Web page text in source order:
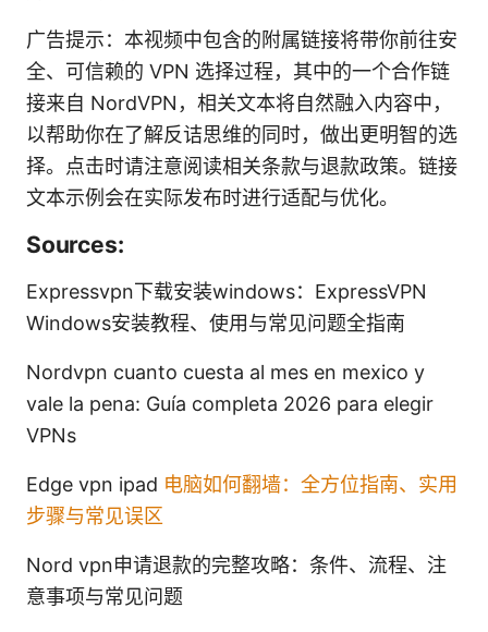
广告提示：本视频中包含的附属链接将带你前往安
全、可信赖的 VPN 选择过程，其中的一个合作链
接来自 NordVPN，相关文本将自然融入内容中，
以帮助你在了解反诘思维的同时，做出更明智的选
择。点击时请注意阅读相关条款与退款政策。链接
文本示例会在实际发布时进行适配与优化。
Sources:
Expressvpn下载安装windows：ExpressVPN
Windows安装教程、使用与常见问题全指南
Nordvpn cuanto cuesta al mes en mexico y
vale la pena: Guía completa 2026 para elegir
VPNs
Edge vpn ipad 电脑如何翻墙：全方位指南、实用
步骤与常见误区
Nord vpn申请退款的完整攻略：条件、流程、注
意事项与常见问题